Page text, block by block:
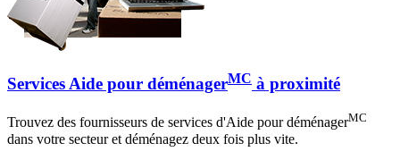
Services Aide pour déménagerMC à proximité
Trouvez des fournisseurs de services d'Aide pour déménagerMC
dans votre secteur et déménagez deux fois plus vite.